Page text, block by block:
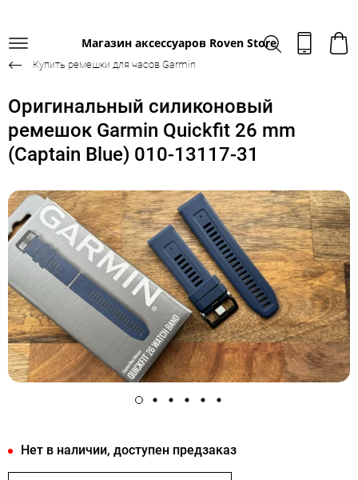
Магазин аксессуаров Roven Store
Купить ремешки для часов Garmin
Оригинальный силиконовый
ремешок Garmin Quickfit 26 mm
(Captain Blue) 010-13117-31
Нет в наличии, доступен предзаказ